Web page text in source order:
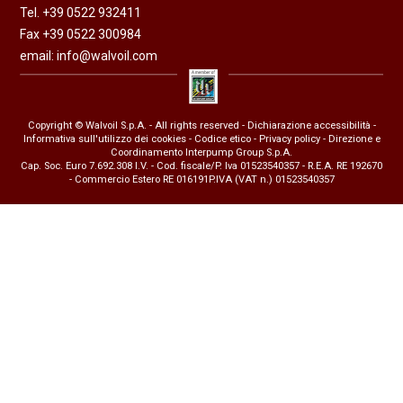
Tel. +39 0522 932411
Fax +39 0522 300984
email:info@walvoil.com
Copyright © Walvoil S.p.A. - All rights reserved - Dichiarazione accessibilità -
Informativa sull'utilizzo dei cookies- Codice etico- Privacy policy- Direzione e
Coordinamento Interpump Group S.p.A.
Cap. Soc. Euro 7.692.308 I.V. - Cod. fiscale/P. Iva 01523540357 - R.E.A. RE 192670
- Commercio Estero RE 016191P.IVA (VAT n.) 01523540357